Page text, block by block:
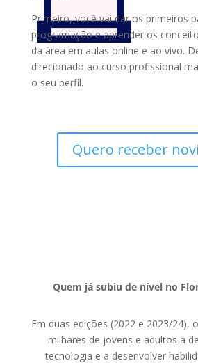
Primeiro, você vai dar os primeiros
programação e aprender os
da área em aulas online e ao vivo.
direcionado ao curso profissional
o seu perfil.
Quero receber
Quem já subiu de nível no
Em duas edições (2022 e 2023/24),
milhares de jovens e adultos a
tecnologia e a desenvolver